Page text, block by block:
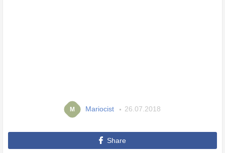
M Mariocist 26.07.2018
Share